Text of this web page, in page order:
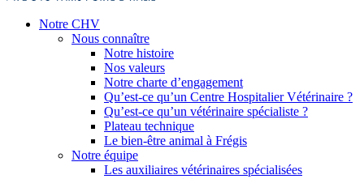
Notre CHV
Nous connaître
Notre histoire
Nos valeurs
Notre charte d’engagement
Qu’est-ce qu’un Centre Hospitalier Vétérinaire ?
Qu’est-ce qu’un vétérinaire spécialiste ?
Plateau technique
Le bien-être animal à Frégis
Notre équipe
Les auxiliaires vétérinaires spécialisées